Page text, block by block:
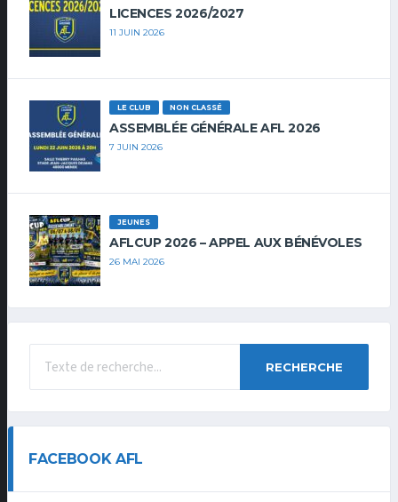
LICENCES 2026/2027
11 JUIN 2026
LE CLUB NON CLASSÉ
ASSEMBLÉE GÉNÉRALE AFL 2026
7 JUIN 2026
JEUNES
AFLCUP 2026 – APPEL AUX BÉNÉVOLES
26 MAI 2026
RECHERCHE
FACEBOOK AFL